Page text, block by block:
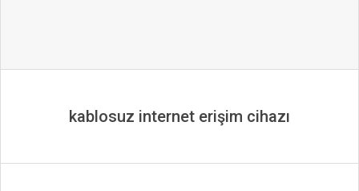
kablosuz internet erişim cihazı